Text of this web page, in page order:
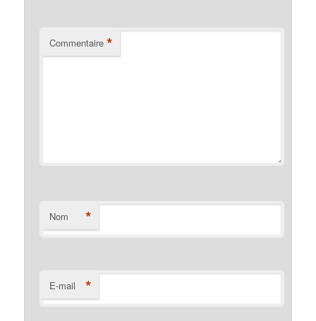
Commentaire *
Nom *
E-mail *